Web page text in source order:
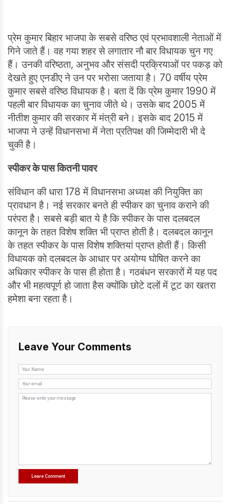
प्रेम कुमार बिहार भाजपा के सबसे वरिष्ठ एवं प्रभावशाली नेताओं में
गिने जाते हैं। वह गया शहर से लगातार नौ बार विधायक चुन गए
हैं। उनकी वरिष्ठता, अनुभव और संसदी प्रक्रियाओं पर पकड़ को
देखते हुए एनडीए ने उन पर भरोसा जताया है। 70 वर्षीय प्रेम
कुमार सबसे वरिष्ठ विधायक है। बता दें कि प्रेम कुमार 1990 में
पहली बार विधायक का चुनाव जीते थे। उसके बाद 2005 में
नीतीश कुमार की सरकार में मंत्री बने। इसके बाद 2015 में
भाजपा ने उन्हें विधानसभा में नेता प्रतिपक्ष की जिम्मेदारी भी दे
चुकी है।
स्पीकर के पास कितनी पावर
संविधान की धारा 178 में विधानसभा अध्यक्ष की नियुक्ति का
प्रावधान है। नई सरकार बनते ही स्पीकर का चुनाव कराने की
परंपरा है। सबसे बड़ी बात ये है कि स्पीकर के पास दलबदल
कानून के तहत विशेष शक्ति भी प्राप्त होती है। दलबदल कानून
के तहत स्पीकर के पास विशेष शक्तियां प्राप्त होती हैं। किसी
विधायक को दलबदल के आधार पर अयोग्य घोषित करने का
अधिकार स्पीकर के पास ही होता है। गठबंधन सरकारों में यह पद
और भी महत्वपूर्ण हो जाता हैस क्योंकि छोटे दलों में टूट का खतरा
हमेशा बना रहता है।
Leave Your Comments